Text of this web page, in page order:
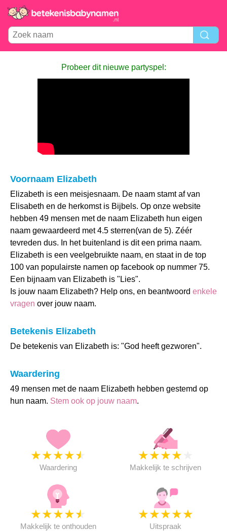
Probeer dit nieuwe partyspel:
Voornaam Elizabeth
Elizabeth is een meisjesnaam. De naam stamt af van
Elisabeth en de herkomst is Bijbels. Op onze website
hebben 49 mensen met de naam Elizabeth hun eigen
naam gewaardeerd met 4.5 sterren(van de 5). Zéér
tevreden dus. In het buitenland is dit een prima naam.
Elizabeth is een veelgebruikte naam, en staat in de top
100 van populairste namen op facebook op nummer 75.
Een bijnaam van Elizabeth is "Lies".
Is jouw naam Elizabeth? Help ons, en beantwoord enkele
vragen over jouw naam.
Betekenis Elizabeth
De betekenis van Elizabeth is: "God heeft gezworen".
Waardering
49 mensen met de naam Elizabeth hebben gestemd op
hun naam. Stem ook op jouw naam.
★★★★★
Waardering
★★★★
Makkelijk te schrijven
★★★★★
Makkelijk te onthouden
★★★★★
Uitspraak